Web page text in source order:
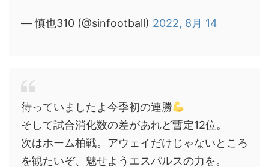
— 慎也310 (@sinfootball) 2022, 8月 14
待っていましたよ今季初の連勝
そして試合消化数の差があれど暫定12位。
次はホーム柏戦。アウェイだけじゃないところ
を観たいぞ、魅せようエスパルスの力を。